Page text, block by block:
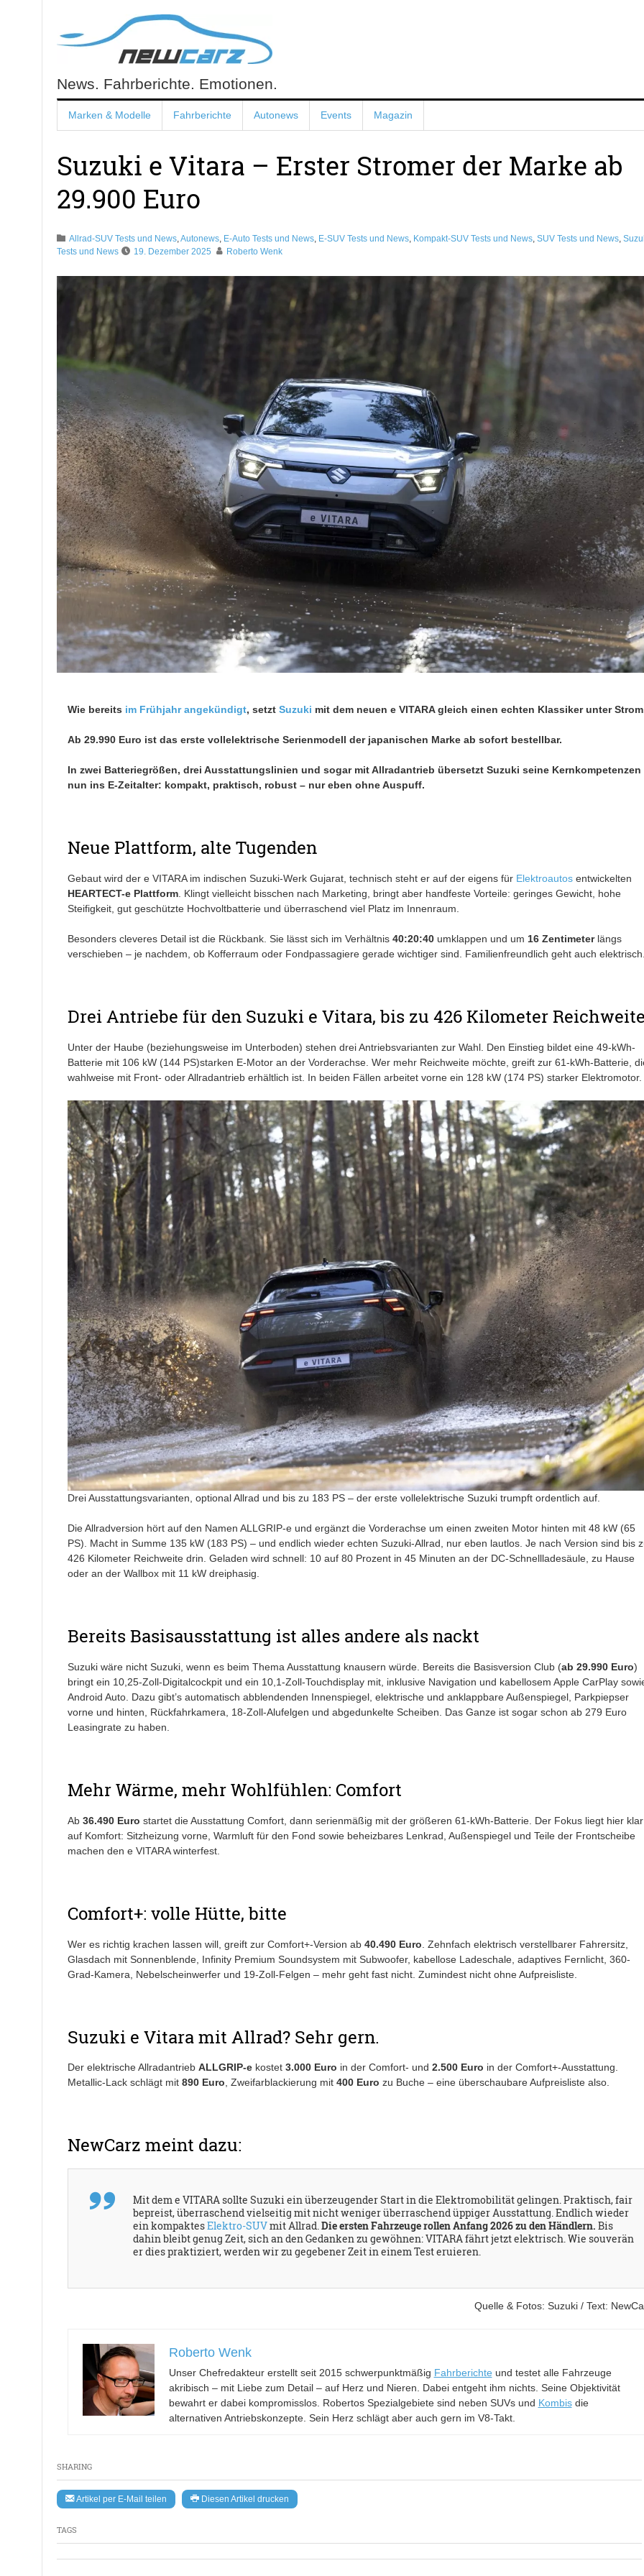
content
NewCarz.de
News. Fahrberichte. Emotionen.
Marken & Modelle Fahrberichte Autonews Events Magazin
Suzuki e Vitara – Erster Stromer der Marke ab
29.900 Euro
Allrad-SUV Tests und News, Autonews, E-Auto Tests und News, E-SUV Tests und News, Kompakt-SUV Tests und News, SUV Tests und News,
Tests und News
19. Dezember 2025 Roberto Wenk
SHARING
Artikel per E-Mail teilen Diesen Artikel drucken
TAGS
Wie bereits im Frühjahr angekündigt, setzt Suzuki mit dem neuen e VITARA gleich einen echten Klassiker unter
Ab 29.990 Euro ist das erste vollelektrische Serienmodell der japanischen Marke ab sofort bestellbar.
In zwei Batteriegrößen, drei Ausstattungslinien und sogar mit Allradantrieb übersetzt Suzuki seine Kernkompetenzen
nun ins E-Zeitalter: kompakt, praktisch, robust – nur eben ohne Auspuff.
Neue Plattform, alte Tugenden
Gebaut wird der e VITARA im indischen Suzuki-Werk Gujarat, technisch steht er auf der eigens für Elektroautosentwickelten
HEARTECT-e Plattform. Klingt vielleicht bisschen nach Marketing, bringt aber handfeste Vorteile: geringes Gewicht, hohe
Steifigkeit, gut geschützte Hochvoltbatterie und überraschend viel Platz im Innenraum.
Besonders cleveres Detail ist die Rückbank. Sie lässt sich im Verhältnis 40:20:40umklappen und um 16 Zentimeterlängs
verschieben – je nachdem, ob Kofferraum oder Fondpassagiere gerade wichtiger sind. Familienfreundlich geht auch
Drei Antriebe für den Suzuki e Vitara, bis zu 426 Kilometer
Unter der Haube (beziehungsweise im Unterboden) stehen drei Antriebsvarianten zur Wahl. Den Einstieg bildet eine 49-kWh-
Batterie mit 106 kW (144 PS)starken E-Motor an der Vorderachse. Wer mehr Reichweite möchte, greift zur 61-kWh-Batterie,
wahlweise mit Front- oder Allradantrieb erhältlich ist. In beiden Fällen arbeitet vorne ein 128 kW (174 PS) starker Elektromotor.
Drei Ausstattungsvarianten, optional Allrad und bis zu 183 PS – der erste vollelektrische Suzuki trumpft ordentlich auf.
Die Allradversion hört auf den Namen ALLGRIP-e und ergänzt die Vorderachse um einen zweiten Motor hinten mit 48 kW (65
PS). Macht in Summe 135 kW (183 PS) – und endlich wieder echten Suzuki-Allrad, nur eben lautlos. Je nach Version sind bis
426 Kilometer Reichweite drin. Geladen wird schnell: 10 auf 80 Prozent in 45 Minuten an der DC-Schnellladesäule, zu Hause
oder an der Wallbox mit 11 kW dreiphasig.
Bereits Basisausstattung ist alles andere als nackt
Suzuki wäre nicht Suzuki, wenn es beim Thema Ausstattung knausern würde. Bereits die Basisversion Club (ab 29.990 Euro)
bringt ein 10,25-Zoll-Digitalcockpit und ein 10,1-Zoll-Touchdisplay mit, inklusive Navigation und kabellosem Apple CarPlay
Android Auto. Dazu gibt’s automatisch abblendenden Innenspiegel, elektrische und anklappbare Außenspiegel, Parkpiepser
vorne und hinten, Rückfahrkamera, 18-Zoll-Alufelgen und abgedunkelte Scheiben. Das Ganze ist sogar schon ab 279 Euro
Leasingrate zu haben.
Mehr Wärme, mehr Wohlfühlen: Comfort
Ab 36.490 Euro startet die Ausstattung Comfort, dann serienmäßig mit der größeren 61-kWh-Batterie. Der Fokus liegt hier klar
auf Komfort: Sitzheizung vorne, Warmluft für den Fond sowie beheizbares Lenkrad, Außenspiegel und Teile der Frontscheibe
machen den e VITARA winterfest.
Comfort+: volle Hütte, bitte
Wer es richtig krachen lassen will, greift zur Comfort+-Version ab 40.490 Euro . Zehnfach elektrisch verstellbarer Fahrersitz,
Glasdach mit Sonnenblende, Infinity Premium Soundsystem mit Subwoofer, kabellose Ladeschale, adaptives Fernlicht, 360-
Grad-Kamera, Nebelscheinwerfer und 19-Zoll-Felgen – mehr geht fast nicht. Zumindest nicht ohne Aufpreisliste.
Suzuki e Vitara mit Allrad? Sehr gern.
Der elektrische Allradantrieb ALLGRIP-ekostet 3.000 Euro in der Comfort- und 2.500 Euro in der Comfort+-Ausstattung.
Metallic-Lack schlägt mit 890 Euro, Zweifarblackierung mit 400 Euro zu Buche – eine überschaubare Aufpreisliste also.
NewCarz meint dazu:
Mit dem e VITARA sollte Suzuki ein überzeugender Start in die Elektromobilität gelingen. Praktisch, fair
bepreist, überraschend vielseitig mit nicht weniger überraschend üppiger Ausstattung. Endlich wieder
ein kompaktesElektro-SUVmit Allrad.Die ersten Fahrzeuge rollen Anfang 2026 zu den Händlern. Bis
dahin bleibt genug Zeit, sich an den Gedanken zu gewöhnen: VITARA fährt jetzt elektrisch. Wie souverän
er dies praktiziert, werden wir zu gegebener Zeit in einem Test eruieren.
Quelle & Fotos: Suzuki / Text:
Roberto Wenk
Unser Chefredakteur erstellt seit 2015 schwerpunktmäßig Fahrberichte und testet alle Fahrzeuge
akribisch – mit Liebe zum Detail – auf Herz und Nieren. Dabei entgeht ihm nichts. Seine Objektivität
bewahrt er dabei kompromisslos. Robertos Spezialgebiete sind neben SUVs und Kombisdie
alternativen Antriebskonzepte. Sein Herz schlägt aber auch gern im V8-Takt.